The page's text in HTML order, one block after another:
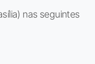
nas seguintes